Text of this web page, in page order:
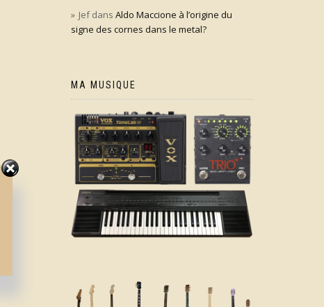
Jefdans Aldo Maccione à l’origine du
signe des cornes dans le metal?
MA MUSIQUE